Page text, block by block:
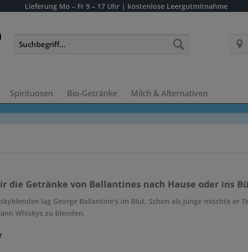
Lieferung Mo – Fr 9 – 17 Uhr | kostenlose Leergutmitnahme
Spirituosen Bio-Getränke Milch & Alternativen
die Getränke von Ballantines nach Hause oder ins
lag George Ballantine's im Blut. Schon als Junge mischte er
Whiskys zu blenden.